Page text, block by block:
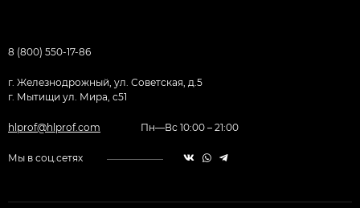
8 (800) 550-17-86
г. Железнодрожный, ул. Советская, д.5
г. Мытищи ул. Мира, с51
hlprof@hlprof.com Пн—Вс 10:00 – 21:00
Мы в соц.сетях